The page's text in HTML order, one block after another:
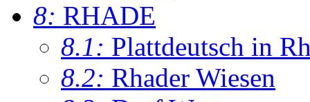
8: RHADE
8.1: Plattdeutsch in
8.2: Rhader Wiesen